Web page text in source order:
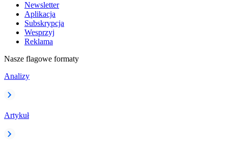
Newsletter
Aplikacja
Subskrypcja
Wesprzyj
Reklama
Nasze flagowe formaty
Analizy
Artykuł